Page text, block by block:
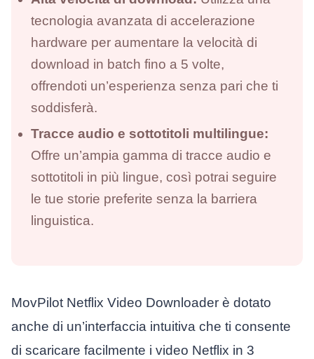
tecnologia avanzata di accelerazione
hardware per aumentare la velocità di
download in batch fino a 5 volte,
offrendoti un’esperienza senza pari che ti
soddisferà.
Tracce audio e sottotitoli multilingue:
Offre un’ampia gamma di tracce audio e
sottotitoli in più lingue, così potrai seguire
le tue storie preferite senza la barriera
linguistica.
MovPilot Netflix Video Downloader è dotato
anche di un’interfaccia intuitiva che ti consente
di scaricare facilmente i video Netflix in 3